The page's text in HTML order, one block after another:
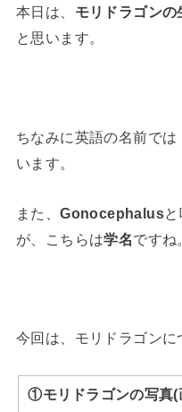
本日は、 モリドラゴンの
と思います。
ちなみに英語の名前では
います。
また、Gonocephalus
が、こちらは学名ですね
今回は、モリドラゴンに
①モリドラゴンの写真(